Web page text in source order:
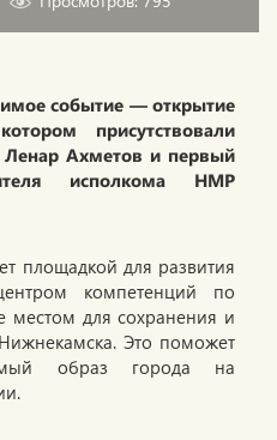
событие — открытие
присутствовали
Ахметов и первый
исполкома НМР
площадкой для развития
компетенций по
местом для сохранения и
Это поможет
образ города на